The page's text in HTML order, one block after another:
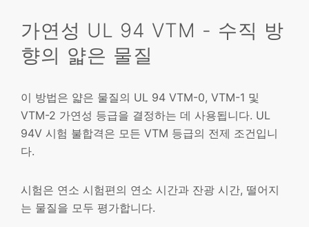
가연성 UL 94 VTM - 수직 방
향의 얇은 물질
이 방법은 얇은 물질의 UL 94 VTM-0, VTM-1 및
VTM-2 가연성 등급을 결정하는 데 사용됩니다. UL
94V 시험 불합격은 모든 VTM 등급의 전제 조건입니
다.
시험은 연소 시험편의 연소 시간과 잔광 시간, 떨어지
는 물질을 모두 평가합니다.